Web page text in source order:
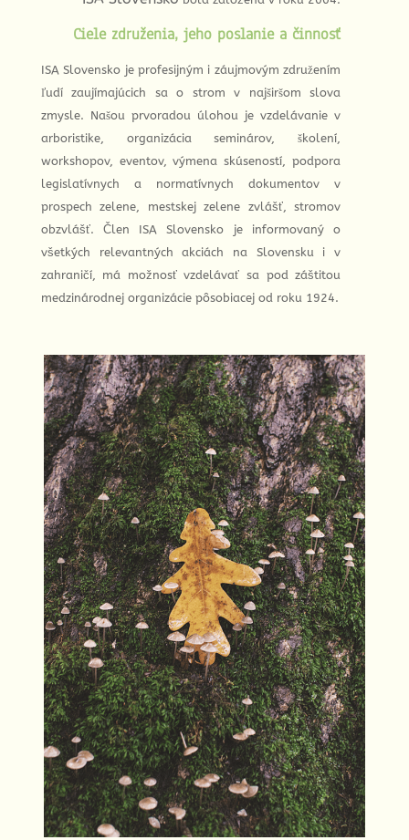
Ciele združenia, jeho poslanie a činnosť
ISA Slovensko je profesijným i záujmovým združením
ľudí zaujímajúcich sa o strom v najširšom slova
zmysle. Našou prvoradou úlohou je vzdelávanie v
arboristike, organizácia seminárov, školení,
workshopov, eventov, výmena skúseností, podpora
legislatívnych a normatívnych dokumentov v
prospech zelene, mestskej zelene zvlášť, stromov
obzvlášť. Člen ISA Slovensko je informovaný o
všetkých relevantných akciách na Slovensku i v
zahraničí, má možnosť vzdelávať sa pod záštitou
medzinárodnej organizácie pôsobiacej od roku 1924.